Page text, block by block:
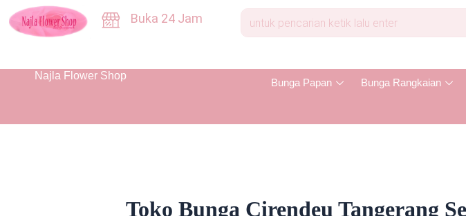
Skip
Buka 24 Jam
Najla Flower Shop
Bunga Papan Bunga Rangkaian
Toko Bunga Cirendeu Tangerang